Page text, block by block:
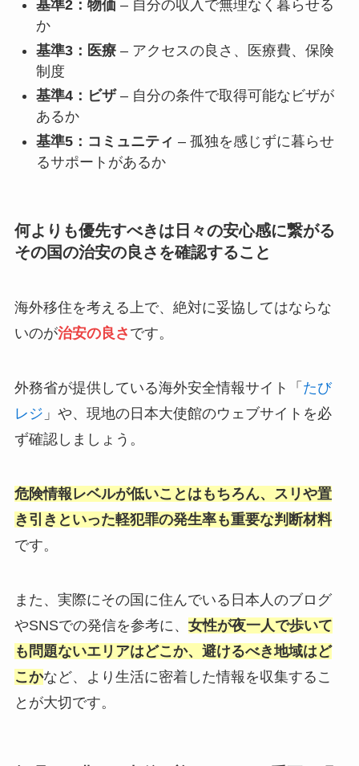
基準2：物価– 自分の収入で無理なく暮らせる
か
基準3：医療– アクセスの良さ、医療費、保険
制度
基準4：ビザ– 自分の条件で取得可能なビザが
あるか
基準5：コミュニティ – 孤独を感じずに暮らせ
るサポートがあるか
何よりも優先すべきは日々の安心感に繋がる
その国の治安の良さを確認すること
海外移住を考える上で、絶対に妥協してはならな
いのが治安の良さ です。
外務省が提供している海外安全情報サイト「 たび
レジ 」や、現地の日本大使館のウェブサイトを必
ず確認しましょう。
危険情報レベルが低いことはもちろん、スリや置
き引きといった軽犯罪の発生率も重要な判断材料
です。
また、実際にその国に住んでいる日本人のブログ
やSNSでの発信を参考に、 女性が夜一人で歩いて
も問題ないエリアはどこか、避けるべき地域はど
こかなど、より生活に密着した情報を収集するこ
とが大切です。